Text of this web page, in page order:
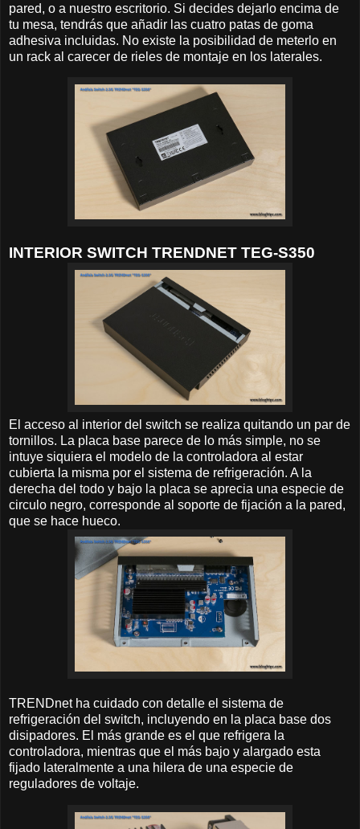
pared, o a nuestro escritorio. Si decides dejarlo encima de
tu mesa, tendrás que añadir las cuatro patas de goma
adhesiva incluidas. No existe la posibilidad de meterlo en
un rack al carecer de rieles de montaje en los laterales.
INTERIOR SWITCH TRENDNET TEG-S350
El acceso al interior del switch se realiza quitando un par de
tornillos. La placa base parece de lo más simple, no se
intuye siquiera el modelo de la controladora al estar
cubierta la misma por el sistema de refrigeración. A la
derecha del todo y bajo la placa se aprecia una especie de
circulo negro, corresponde al soporte de fijación a la pared,
que se hace hueco.
TRENDnet ha cuidado con detalle el sistema de
refrigeración del switch, incluyendo en la placa base dos
disipadores. El más grande es el que refrigera la
controladora, mientras que el más bajo y alargado esta
fijado lateralmente a una hilera de una especie de
reguladores de voltaje.